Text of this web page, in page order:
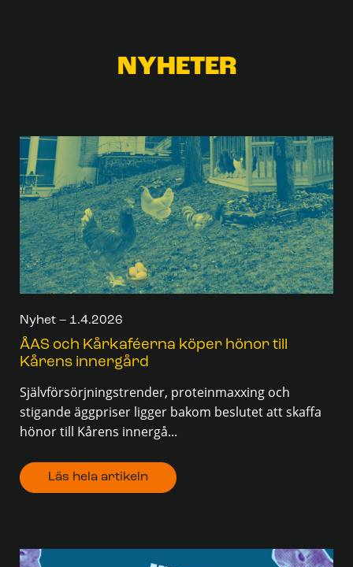
NYHETER
Nyhet – 1.4.2026
ÅAS och Kårkaféerna köper hönor till
Kårens innergård
Självförsörjningstrender, proteinmaxxing och
stigande äggpriser ligger bakom beslutet att skaffa
hönor till Kårens innergå...
Läs hela artikeln